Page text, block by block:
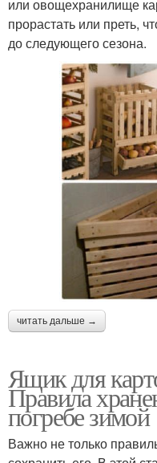
или овощехранилище
прорастать или преть,
до следующего сезона.
читать дальше →
Ящик для
Правила
погребе зимой
Важно не только